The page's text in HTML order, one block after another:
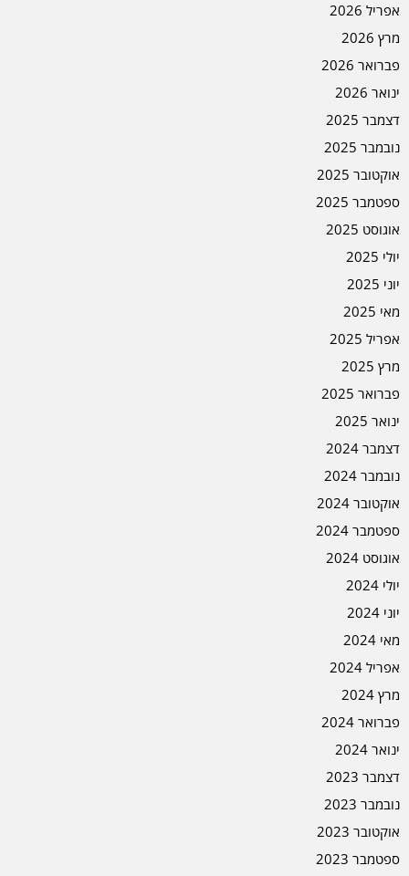
אפריל 2026
מרץ 2026
פברואר 2026
ינואר 2026
דצמבר 2025
נובמבר 2025
אוקטובר 2025
ספטמבר 2025
אוגוסט 2025
יולי 2025
יוני 2025
מאי 2025
אפריל 2025
מרץ 2025
פברואר 2025
ינואר 2025
דצמבר 2024
נובמבר 2024
אוקטובר 2024
ספטמבר 2024
אוגוסט 2024
יולי 2024
יוני 2024
מאי 2024
אפריל 2024
מרץ 2024
פברואר 2024
ינואר 2024
דצמבר 2023
נובמבר 2023
אוקטובר 2023
ספטמבר 2023